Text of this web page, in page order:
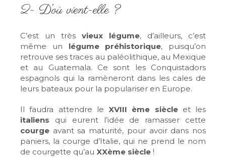
2- D’où vient-elle ?
C’est un très vieux légume, d’ailleurs, c’est
même un légume préhistorique, puisqu’on
retrouve ses traces au paléolithique, au Mexique
et au Guatemala. Ce sont les Conquistadors
espagnols qui la ramèneront dans les cales de
leurs bateaux pour la populariser en Europe.
Il faudra attendre le XVIII ème siècleet les
italiens qui eurent l’idée de ramasser cette
courge avant sa maturité, pour avoir dans nos
paniers, la courge d’Italie, qui ne prend le nom
de courgette qu’au XXème siècle !